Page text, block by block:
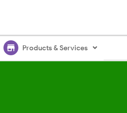
store Products & Services